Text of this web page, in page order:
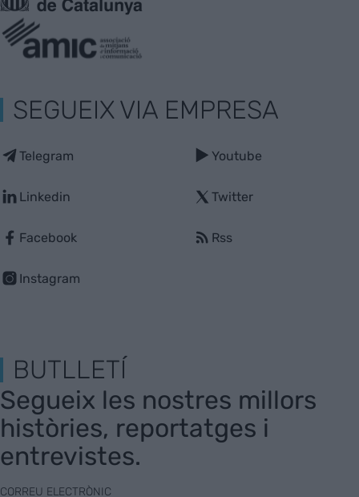
SEGUEIX VIA EMPRESA
Telegram
Linkedin
Facebook
Instagram
Youtube
Twitter
Rss
BUTLLETÍ
Segueix les nostres millors
històries, reportatges i
entrevistes.
CORREU ELECTRÒNIC